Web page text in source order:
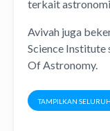
terkait
Avivah juga
Science Institute
Of Astronomy.
TAMPILKAN